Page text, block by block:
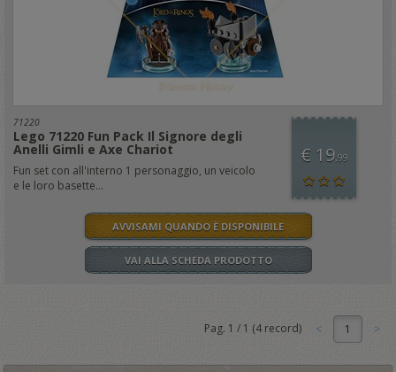
71220
Lego 71220 Fun Pack Il Signore degli
Anelli Gimli e Axe Chariot
Fun set con all'interno 1 personaggio, un veicolo
e le loro basette...
€ 19,99
AVVISAMI QUANDO È DISPONIBILE
VAI ALLA SCHEDA PRODOTTO
Pag. 1 / 1 (4 record) 1